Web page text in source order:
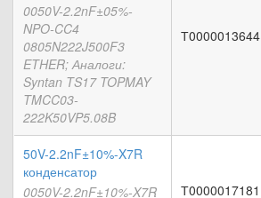
0050V-2.2nF±05%-
NPO-CC4
0805N222J500F3
ETHER; Аналоги:
Syntan TS17 TOPMAY
TMCC03-
222K50VP5.08B
Т0000013644
50V-2.2nF±10%-X7R
конденсатор
0050V-2.2nF±10%-X7R
Т0000017181